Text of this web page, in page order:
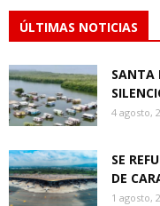
ÚLTIMAS NOTICIAS
SANTA
4 agosto,
SE
DE
1 agosto,